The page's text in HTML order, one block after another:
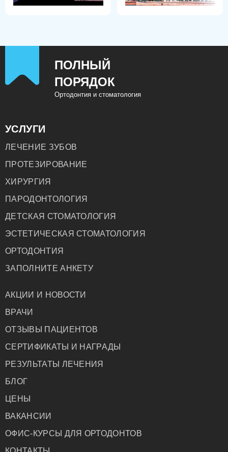
со щетиной средней жесткости. Использовать жесткие
ПОЛНЫЙ
ПОРЯДОК
Ортодонтия и стоматология
УСЛУГИ
ЛЕЧЕНИЕ ЗУБОВ
ПРОТЕЗИРОВАНИЕ
ХИРУРГИЯ
ПАРОДОНТОЛОГИЯ
ДЕТСКАЯ СТОМАТОЛОГИЯ
ЭСТЕТИЧЕСКАЯ СТОМАТОЛОГИЯ
ОРТОДОНТИЯ
ЗАПОЛНИТЕ АНКЕТУ
АКЦИИ И НОВОСТИ
ВРАЧИ
ОТЗЫВЫ ПАЦИЕНТОВ
СЕРТИФИКАТЫ И НАГРАДЫ
РЕЗУЛЬТАТЫ ЛЕЧЕНИЯ
БЛОГ
ЦЕНЫ
ВАКАНСИИ
ОФИС-КУРСЫ ДЛЯ ОРТОДОНТОВ